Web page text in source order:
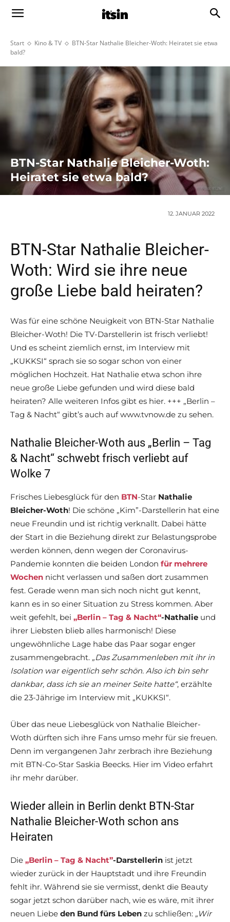
Start Kino & TV
BTN-Star Nathalie Bleicher-Woth: Heiratet sie etwa
bald?
BTN-Star Nathalie Bleicher-Woth:
Heiratet sie etwa bald?
12. JANUAR 2022
BTN-Star Nathalie Bleicher-
Woth: Wird sie ihre neue
große Liebe bald heiraten?
Was für eine schöne Neuigkeit von BTN-Star Nathalie
Bleicher-Woth! Die TV-Darstellerin ist frisch verliebt!
Und es scheint ziemlich ernst, im Interview mit
„KUKKSI“ sprach sie so sogar schon von einer
möglichen Hochzeit. Hat Nathalie etwa schon ihre
neue große Liebe gefunden und wird diese bald
heiraten? Alle weiteren Infos gibt es hier. +++ „Berlin –
Tag & Nacht“ gibt’s auch auf www.tvnow.de zu sehen.
Nathalie Bleicher-Woth aus „Berlin – Tag
& Nacht“ schwebt frisch verliebt auf
Wolke 7
Frisches Liebesglück für den BTN-Star Nathalie
Bleicher-Woth! Die schöne „Kim”-Darstellerin hat eine
neue Freundin und ist richtig verknallt. Dabei hätte
der Start in die Beziehung direkt zur Belastungsprobe
werden können, denn wegen der Coronavirus-
Pandemie konnten die beiden London für mehrere
Wochen nicht verlassen und saßen dort zusammen
fest. Gerade wenn man sich noch nicht gut kennt,
kann es in so einer Situation zu Stress kommen. Aber
weit gefehlt, bei „Berlin – Tag & Nacht“-Nathalie und
ihrer Liebsten blieb alles harmonisch! Diese
ungewöhnliche Lage habe das Paar sogar enger
zusammengebracht. „Das Zusammenleben mit ihr in
Isolation war eigentlich sehr schön. Also ich bin sehr
dankbar, dass ich sie an meiner Seite hatte“, erzählte
die 23-Jährige im Interview mit „KUKKSI“.
Über das neue Liebesglück von Nathalie Bleicher-
Woth dürften sich ihre Fans umso mehr für sie freuen.
Denn im vergangenen Jahr zerbrach ihre Beziehung
mit BTN-Co-Star Saskia Beecks. Hier im Video erfahrt
ihr mehr darüber.
Wieder allein in Berlin denkt BTN-Star
Nathalie Bleicher-Woth schon ans
Heiraten
Die „Berlin – Tag & Nacht”-Darstellerin ist jetzt
wieder zurück in der Hauptstadt und ihre Freundin
fehlt ihr. Während sie sie vermisst, denkt die Beauty
sogar jetzt schon darüber nach, wie es wäre, mit ihrer
neuen Liebe den Bund fürs Leben zu schließen: „Wir